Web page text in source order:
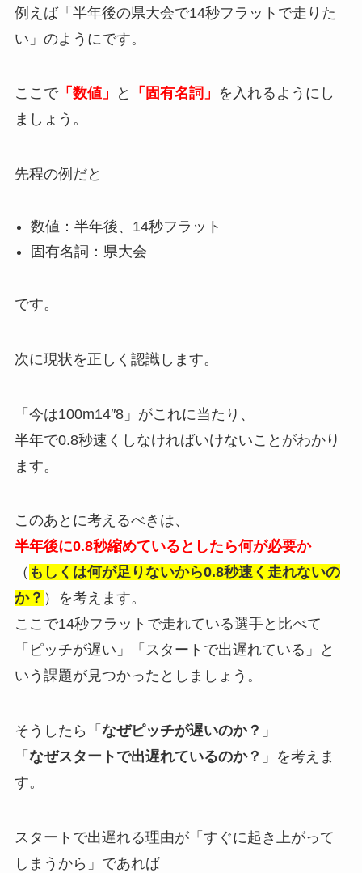
例えば「半年後の県大会で14秒フラットで走りた
い」のようにです。
ここで「数値」 と 「固有名詞」 を入れるようにし
ましょう。
先程の例だと
数値：半年後、14秒フラット
固有名詞：県大会
です。
次に現状を正しく認識します。
「今は100m14″8」がこれに当たり、
半年で0.8秒速くしなければいけないことがわかり
ます。
このあとに考えるべきは、
半年後に0.8秒縮めているとしたら何が必要か
（ もしくは何が足りないから0.8秒速く走れないの
か？ ）を考えます。
ここで14秒フラットで走れている選手と比べて
「ピッチが遅い」「スタートで出遅れている」と
いう課題が見つかったとしましょう。
そうしたら「 なぜピッチが遅いのか？ 」
「 なぜスタートで出遅れているのか？ 」を考えま
す。
スタートで出遅れる理由が「すぐに起き上がって
しまうから」であれば